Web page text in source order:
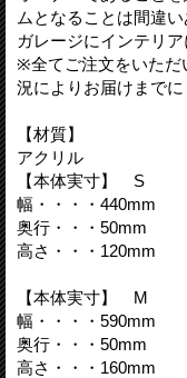
ムとなることは間違い
ガレージにインテリア
※全てご注文をいただ
況によりお届けまでに
【材質】
アクリル
【本体実寸】 S
幅・・・・440mm
奥行・・・50mm
高さ・・・120mm
【本体実寸】 M
幅・・・・590mm
奥行・・・50mm
高さ・・・160mm